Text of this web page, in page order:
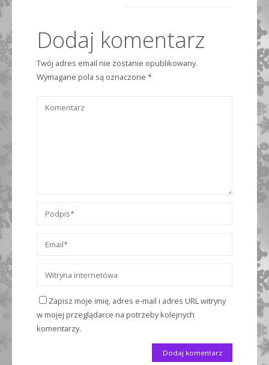
Dodaj komentarz
Twój adres email nie zostanie opublikowany.
Wymagane pola są oznaczone *
Zapisz moje imię, adres e-mail i adres URL witryny
w mojej przeglądarce na potrzeby kolejnych
komentarzy.